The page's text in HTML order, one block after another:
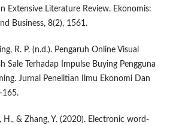
Extensive Literature Review. Ekonomis:
Business, 8(2), 1561.
R. P. (n.d.). Pengaruh Online Visual
Sale Terhadap Impulse Buying Pengguna
Jurnal Penelitian Ilmu Ekonomi Dan
H., & Zhang, Y. (2020). Electronic word-